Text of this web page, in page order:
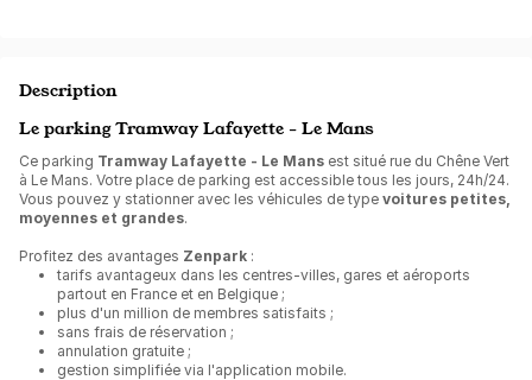
Description
Le parking Tramway Lafayette - Le Mans
Ce parking Tramway Lafayette - Le Mans est situé rue du Chêne Vert
à Le Mans. Votre place de parking est accessible tous les jours, 24h/24.
Vous pouvez y stationner avec les véhicules de type voitures petites,
moyennes et grandes.
Profitez des avantages Zenpark :
tarifs avantageux dans les centres-villes, gares et aéroports
partout en France et en Belgique ;
plus d'un million de membres satisfaits ;
sans frais de réservation ;
annulation gratuite ;
gestion simplifiée via l'application mobile.